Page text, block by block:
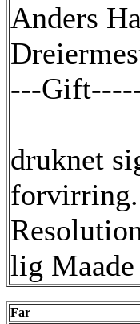
Anders
---
druknet
lig Maade
Far